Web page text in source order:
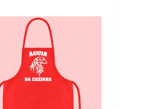
mais info
add à lista